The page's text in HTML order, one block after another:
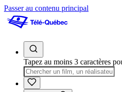
Passer au contenu principal
Tapez au moins 3 caractères